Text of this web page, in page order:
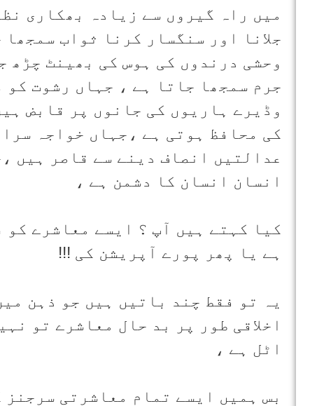
میں راہ گیروں سے زیادہ بھکاری
جلانا اور سنگسار کرنا ثواب
وحشی درندوں کی ہوس کی بھینٹ چڑھ
جرم سمجھا جاتا ہے ، جہاں رشوت
وڈیرے ہاریوں کی جانوں پر قابض
کی محافظ ہوتی ہے ،جہاں خواجہ
عدالتیں انصاف دینے سے قاصر ہیں
انسان انسان کا دشمن ہے ،
کیا کہتے ہیں آپ ؟ ایسے معاشرے کو
ہے یا پھر پورے آپریشن کی !!!
یہ تو فقط چند باتیں ہیں جو ذہن
اخلاقی طور پر بد حال معاشرے تو
اٹل ہے ،
بس ہمیں ایسے تمام معاشرتی سرجنز